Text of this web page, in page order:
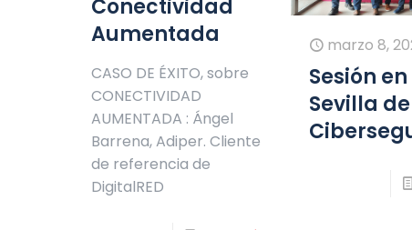
Conectividad
Aumentada
CASO DE ÉXITO, sobre
CONECTIVIDAD
AUMENTADA : Ángel
Barrena, Adiper. Cliente
de referencia de
DigitalRED
marzo 8,
Sesión en
Sevilla de